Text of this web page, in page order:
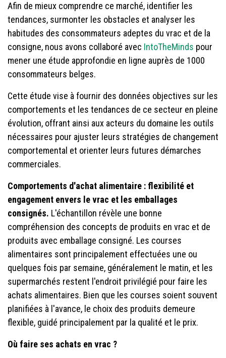
Afin de mieux comprendre ce marché, identifier les
tendances, surmonter les obstacles et analyser les
habitudes des consommateurs adeptes du vrac et de la
consigne, nous avons collaboré avec IntoTheMinds pour
mener une étude approfondie en ligne auprès de 1000
consommateurs belges.
Cette étude vise à fournir des données objectives sur les
comportements et les tendances de ce secteur en pleine
évolution, offrant ainsi aux acteurs du domaine les outils
nécessaires pour ajuster leurs stratégies de changement
comportemental et orienter leurs futures démarches
commerciales.
Comportements d'achat alimentaire : flexibilité et
engagement envers le vrac et les emballages
consignés. L'échantillon révèle une bonne
compréhension des concepts de produits en vrac et de
produits avec emballage consigné. Les courses
alimentaires sont principalement effectuées une ou
quelques fois par semaine, généralement le matin, et les
supermarchés restent l'endroit privilégié pour faire les
achats alimentaires. Bien que les courses soient souvent
planifiées à l'avance, le choix des produits demeure
flexible, guidé principalement par la qualité et le prix.
Où faire ses achats en vrac ?